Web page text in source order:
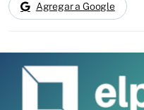
Agregar a Google